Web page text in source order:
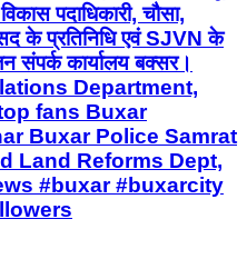
पदाधिकारी, चौसा,
के प्रतिनिधि एवं SJVN के
संपर्क कार्यालय बक्सर।
Department,
fans Buxar
Buxar Police Samrat
Land Reforms Dept,
#buxar #buxarcity